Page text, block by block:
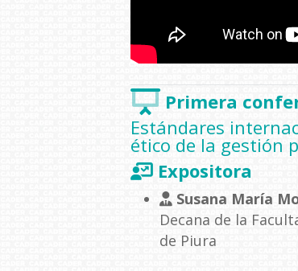
Primera
Estándares
ético de la gestión
Expositora
Susana María
Decana de la
de Piura